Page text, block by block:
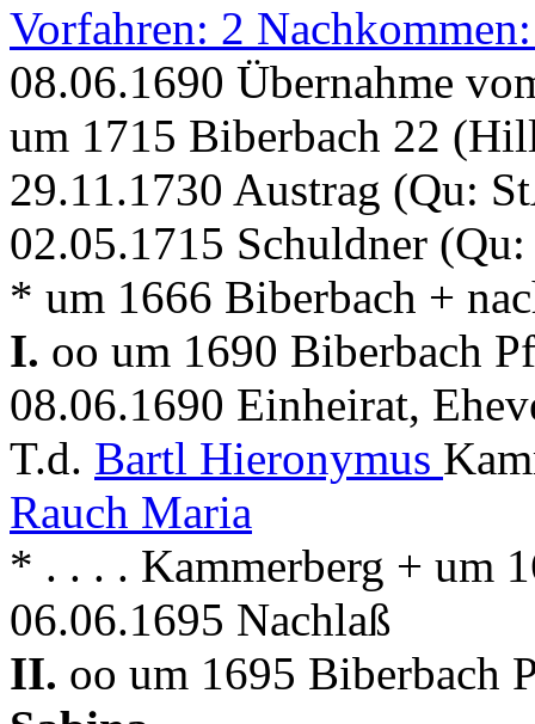
Vorfahren: 2
08.06.1690 Übernahme
um 1715 Biberbach 22
29.11.1730 Austrag (Qu:
02.05.1715 Schuldner
* um 1666 Biberbach +
I. oo um 1690 Biberbach
08.06.1690 Einheirat,
T.d. Bartl Hieronymus
Rauch Maria
* . . . . Kammerberg + um
06.06.1695 Nachlaß
II. oo um 1695 Biberbach